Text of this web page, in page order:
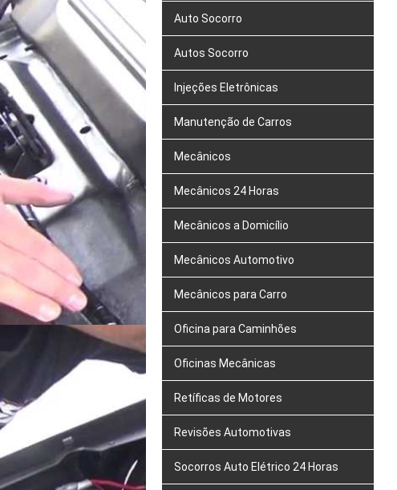
Auto Socorro
Autos Socorro
Injeções Eletrônicas
Manutenção de Carros
Mecânicos
Mecânicos 24 Horas
Mecânicos a Domicílio
Mecânicos Automotivo
Mecânicos para Carro
Oficina para Caminhões
Oficinas Mecânicas
Retíficas de Motores
Revisões Automotivas
Socorros Auto Elétrico 24 Horas